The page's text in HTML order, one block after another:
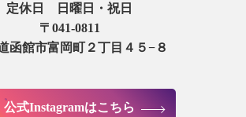
定休日 日曜日・祝日
〒041-0811
函館市富岡町２丁目４５−８
公式Instagramはこちら